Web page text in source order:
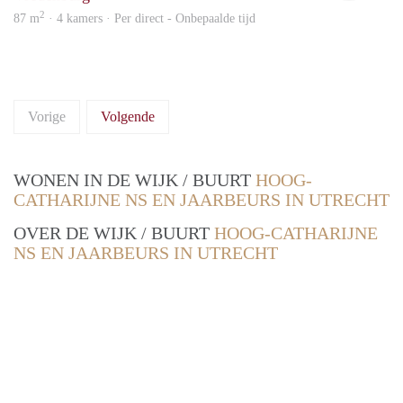
87 m2 · 4 kamers · Per direct - Onbepaalde tijd
Vorige Volgende
WONEN IN DE WIJK / BUURT HOOG-
CATHARIJNE NS EN JAARBEURS IN UTRECHT
OVER DE WIJK / BUURT HOOG-CATHARIJNE
NS EN JAARBEURS IN UTRECHT